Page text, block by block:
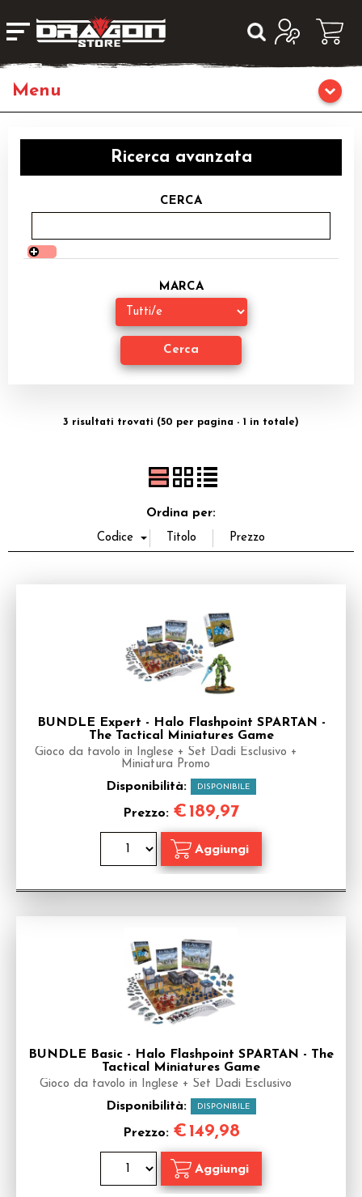
Giochi da Tavolo
Giochi di Ruolo
Librigame
Giochi di Carte Collezionabili
Accessori
Ricerca avanzata
CERCA
MARCA
3 risultati trovati (50 per pagina - 1 in totale)
Ordina per:
BUNDLE Expert - Halo Flashpoint SPARTAN -
The Tactical Miniatures Game
Gioco da tavolo in Inglese + Set Dadi Esclusivo +
Miniatura Promo
Disponibilità: DISPONIBILE
Prezzo: €189,97
BUNDLE Basic - Halo Flashpoint SPARTAN - The
Tactical Miniatures Game
Gioco da tavolo in Inglese + Set Dadi Esclusivo
Disponibilità: DISPONIBILE
Prezzo: €149,98